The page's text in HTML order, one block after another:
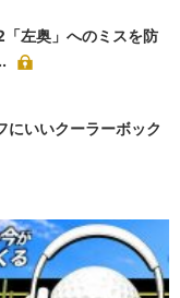
「左奥」へのミスを防
にいいクーラーボック